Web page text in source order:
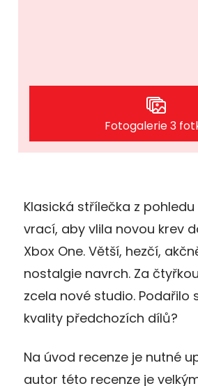
Fotogalerie 3
Klasická střílečka z
vrací, aby vlila novou krev
Xbox One. Větší, hezčí,
nostalgie navrch. Za
zcela nové studio. Podařilo
kvality předchozích dílů?
Na úvod recenze je nutné
autor této recenze je